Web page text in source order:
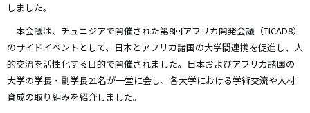
しました。
本会議は、チュニジアで開催された第8回アフリカ開発会議（TICAD8）
のサイドイベントとして、日本とアフリカ諸国の大学間連携を促進し、人
的交流を活性化する目的で開催されました。日本およびアフリカ諸国の
大学の学長・副学長21名が一堂に会し、各大学における学術交流や人材
育成の取り組みを紹介しました。